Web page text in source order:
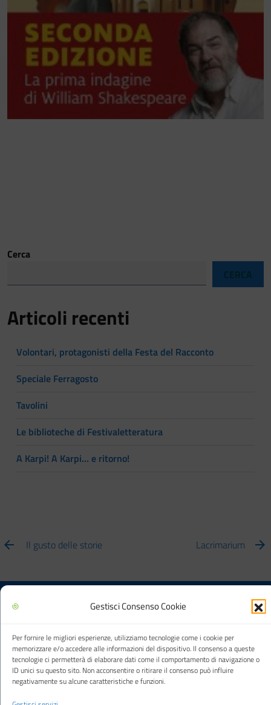
Gestisci Consenso Cookie
Per fornire le migliori esperienze, utilizziamo tecnologie come i cookie per
memorizzare e/o accedere alle informazioni del dispositivo. Il consenso a queste
tecnologie ci permetterà di elaborare dati come il comportamento di navigazione o
ID unici su questo sito. Non acconsentire o ritirare il consenso può influire
negativamente su alcune caratteristiche e funzioni.
Cerca
CERCA
Articoli recenti
Volontari, protagonisti della Festa del Racconto
Speciale Ferragosto
Tavolini
Le biblioteche di Festivaletteratura
A Karpi! A Karpi… e ritorno!
Il gusto delle storie Lacrimarium
Biblioteca multimediale "Arturo Loria"
Città di Carpi